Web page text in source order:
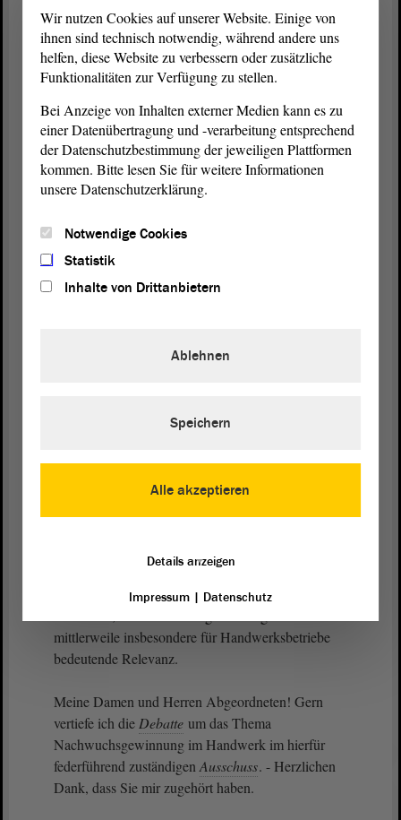
Berufsorientierung zu beschreiben, sichtbar zu
machen und zu verbessern. Es handelt sich um ein
gemeinsames Projekt mit dem Bildungsministerium.
Lehrlingsunterweisung an überbetrieblichen
Bildungsstätten des Handwerks trägt in ganz
besonderer Weise dazu bei, dass die Qualität in der
Handwerksausbildung auf hohem Niveau gehalten
Abgeordneten, die gesamte
alles andere als untätig, wenn es um die
hervorheben, die im vorliegendenAntragnicht
benannt wird: junge Menschen, die sich zunächst
werden Studierende, die zweifeln oder ihr Studium
schon abgebrochen haben, beraten und dabei
mittlerweile insbesondere für Handwerksbetriebe
bedeutende Relevanz.
Meine Damen und Herren Abgeordneten! Gern
vertiefe ich die Debatte um das Thema
Nachwuchsgewinnung im Handwerk im hierfür
federführend zuständigen Ausschuss. - Herzlichen
Dank, dass Sie mir zugehört haben.
Wir nutzen Cookies auf unserer Website. Einige von
ihnen sind technisch notwendig, während andere uns
helfen, diese Website zu verbessern oder zusätzliche
Funktionalitäten zur Verfügung zu stellen.
Bei Anzeige von Inhalten externer Medien kann es zu
einer Datenübertragung und -verarbeitung entsprechend
der Datenschutzbestimmung der jeweiligen Plattformen
kommen. Bitte lesen Sie für weitere Informationen
unsere Datenschutzerklärung.
Notwendige Cookies
Statistik
Inhalte von Drittanbietern
Alle akzeptieren
Ablehnen
Speichern
Details anzeigen
Impressum| Datenschutz